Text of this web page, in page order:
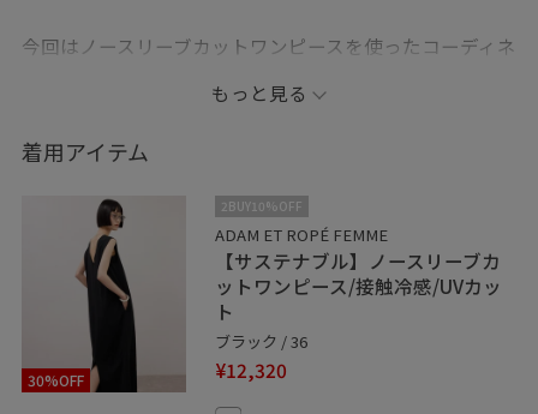
今回はノースリーブカットワンピースを使ったコーディネ
群のアイテムなんです♩
ぜひご旅行やお出かけのお供にいかがでしょうか！
是非店頭でもご覧ください。お待ちしております！
【Instagram:@adam_moka__】
✧･━･✧･━･✧･━･✧･━･✧･━･✧･━･✧･━･✧･━･✧
▶︎♡ボタンを押してお気に入り！ お気に入りしていただ
くと、気になったコーディネートや商品がチェックしや
すくなります。 スタッフのフォローもあわせてご利用く
ださい。
もっと見る
着用アイテム
30%OFF
2BUY10%OFF
ADAM ET ROPÉ FEMME
【サステナブル】ノースリーブカ
ットワンピース/接触冷感/UVカッ
ト
ブラック / 36
¥12,320